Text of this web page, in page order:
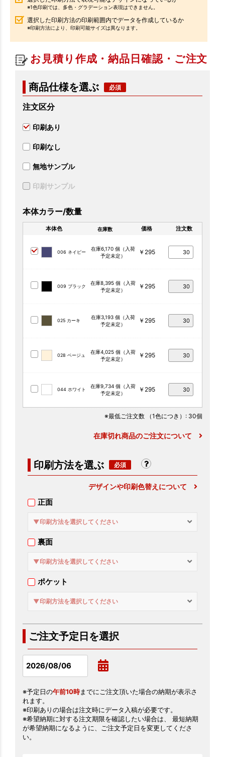
※1色印刷では、多色・グラデーション表現はできません。
選択した印刷方法の印刷範囲内でデータを作成しているか
※印刷方法により、印刷可能サイズは異なります。
お見積り作成・納品日確認・ご注文
商品仕様を選ぶ
注文区分
印刷あり
印刷なし
無地サンプル
印刷サンプル
本体カラー/数量
本体色 在庫数 価格 注文数
006 ネイビー
在庫6,170 個（入荷
予定未定）
￥295
009 ブラック
在庫8,395 個（入荷
予定未定）
￥295
025 カーキ
在庫3,193 個（入荷
予定未定）
￥295
028 ベージュ
在庫4,025 個（入荷
予定未定）
￥295
044 ホワイト
在庫9,734 個（入荷
予定未定）
￥295
※最低ご注文数 （1色につき） : 30個
在庫切れ商品のご注文について
印刷方法を選ぶ
デザインや印刷色替えについて
正面
▼印刷方法を選択してください
裏面
▼印刷方法を選択してください
ポケット
▼印刷方法を選択してください
ご注文予定日を選択
※予定日の午前10時までにご注文頂いた場合の納期が表示さ
れます。
※印刷ありの場合は注文時にデータ入稿が必要です。
※希望納期に対する注文期限を確認したい場合は、 最短納期
が希望納期になるように、ご注文予定日を変更してくださ
い。